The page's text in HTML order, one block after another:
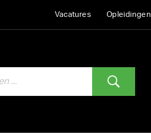
Vacatures Opleidingen